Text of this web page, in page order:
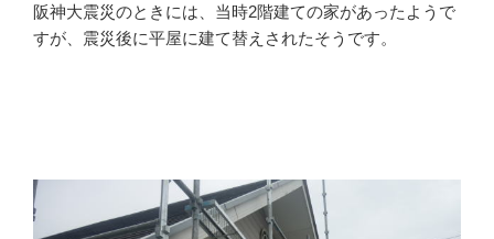
阪神大震災のときには、当時2階建ての家があったようで
すが、震災後に平屋に建て替えされたそうです。